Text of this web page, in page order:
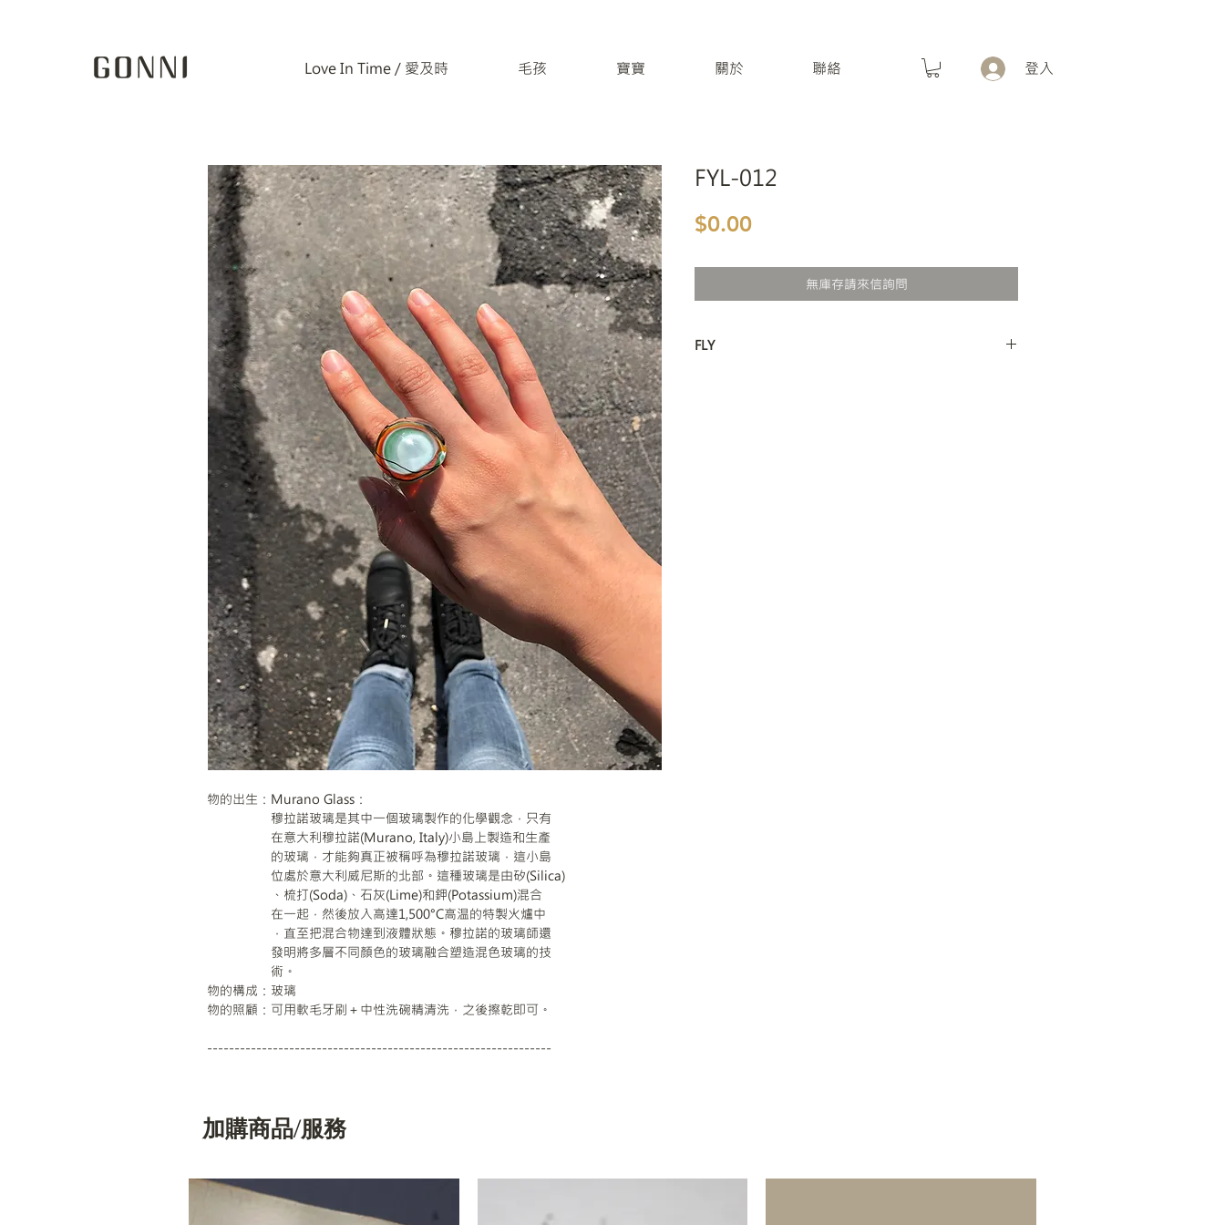
Love In Time / 愛及時 毛孩 寶寶 關於 聯絡 登入
物的出生：Murano Glass：
穆拉諾玻璃是其中一個玻璃製作的化學觀念，只有
在意大利穆拉諾(Murano, Italy)小島上製造和生產
的玻璃，才能夠真正被稱呼為穆拉諾玻璃，這小島
位處於意大利威尼斯的北部。這種玻璃是由矽(Silica)
、梳打(Soda)、石灰(Lime)和鉀(Potassium)混合
在一起，然後放入高達1,500°C高温的特製火爐中
，直至把混合物達到液體狀態。穆拉諾的玻璃師還
發明將多層不同顏色的玻璃融合塑造混色玻璃的技
術。
物的構成：玻璃
物的照顧：可用軟毛牙刷＋中性洗碗精清洗，之後擦乾即可。
---------------------------------------------------------------
FYL-012
$0.00價格
無庫存請來信詢問
FLY
加購商品/服務